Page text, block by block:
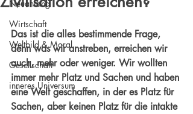
Neuanfang
Wirtschaft
Weltbild & Moral
Gesellschaft
inneres Universum
Das ist die alles bestimmende Frage,
denn was wir anstreben, erreichen wir
auch, mehr oder weniger. Wir wollten
immer mehr Platz und Sachen und haben
eine Welt geschaffen, in der es Platz für
Sachen, aber keinen Platz für die intakte